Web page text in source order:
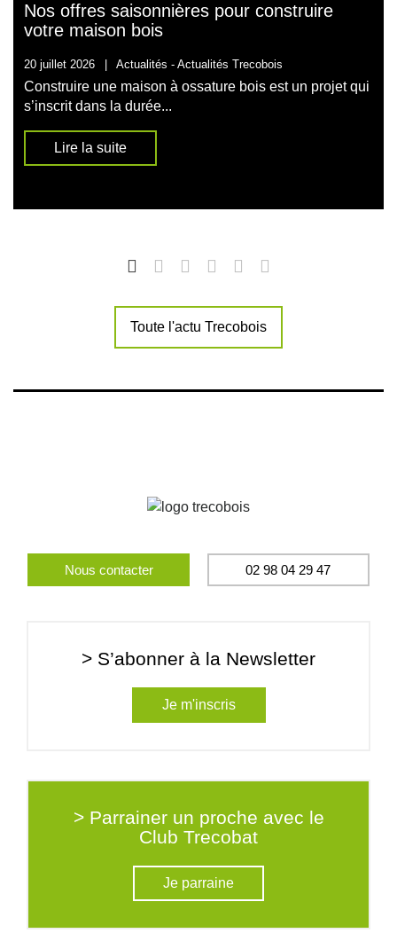
Nos offres saisonnières pour construire
votre maison bois
20 juillet 2026 Actualités - Actualités Trecobois
Construire une maison à ossature bois est un projet qui
s’inscrit dans la durée...
Lire la suite
Toute l'actu Trecobois
Nous contacter 02 98 04 29 47
> S’abonner à la Newsletter
Je m'inscris
> Parrainer un proche avec le
Club Trecobat
Je parraine